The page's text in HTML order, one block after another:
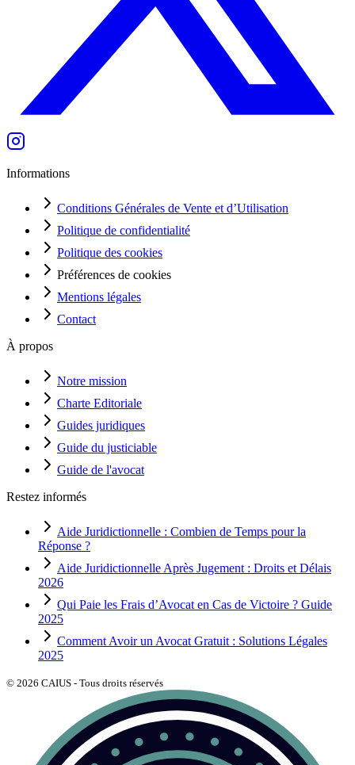
Informations
Conditions Générales de Vente et d’Utilisation
Politique de confidentialité
Politique des cookies
Préférences de cookies
Mentions légales
Contact
À propos
Notre mission
Charte Editoriale
Guides juridiques
Guide du justiciable
Guide de l'avocat
Restez informés
Aide Juridictionnelle : Combien de Temps pour la
Réponse ?
Aide Juridictionnelle Après Jugement : Droits et Délais
2026
Qui Paie les Frais d’Avocat en Cas de Victoire ? Guide
2025
Comment Avoir un Avocat Gratuit : Solutions Légales
2025
© 2026 CAIUS - Tous droits réservés